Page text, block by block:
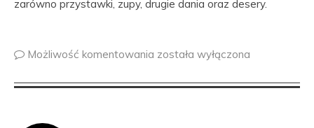
zarówno przystawki, zupy, drugie dania oraz desery.
Możliwość komentowania została wyłączona